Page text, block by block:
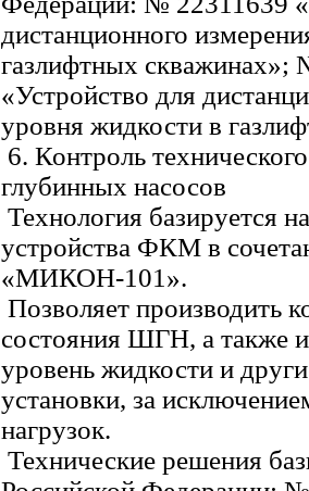
дистанционного
газлифтных скважинах»;
«Устройство для
уровня жидкости в
6. Контроль
глубинных насосов
Технология базируется
устройства ФКМ в
«МИКОН-101».
Позволяет производить
состояния ШГН, а также
уровень жидкости и
установки, за
нагрузок.
Технические решения